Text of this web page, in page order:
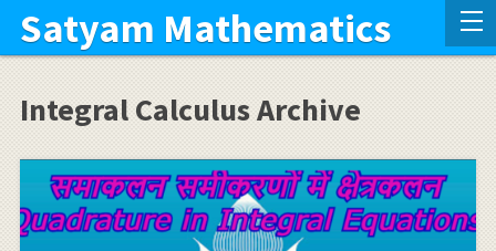
Satyam Mathematics
Integral Calculus Archive